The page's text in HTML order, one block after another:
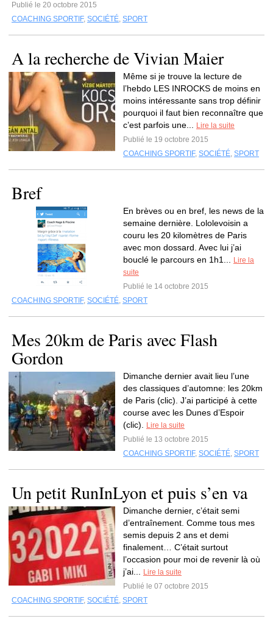
Publié le 20 octobre 2015
COACHING SPORTIF, SOCIÉTÉ, SPORT
A la recherche de Vivian Maier
Même si je trouve la lecture de
l’hebdo LES INROCKS de moins en
moins intéressante sans trop définir
pourquoi il faut bien reconnaître que
c’est parfois une...
Lire la suite
Publié le 19 octobre 2015
COACHING SPORTIF, SOCIÉTÉ, SPORT
Bref
En brèves ou en bref, les news de la
semaine dernière. Lololevoisin a
couru les 20 kilomètres de Paris
avec mon dossard. Avec lui j’ai
bouclé le parcours en 1h1...
Lire la
suite
Publié le 14 octobre 2015
COACHING SPORTIF, SOCIÉTÉ, SPORT
Mes 20km de Paris avec Flash
Gordon
Dimanche dernier avait lieu l’une
des classiques d’automne: les 20km
de Paris (clic). J’ai participé à cette
course avec les Dunes d’Espoir
(clic).
Lire la suite
Publié le 13 octobre 2015
COACHING SPORTIF, SOCIÉTÉ, SPORT
Un petit RunInLyon et puis s’en va
Dimanche dernier, c’était semi
d’entraînement. Comme tous mes
semis depuis 2 ans et demi
finalement… C’était surtout
l’occasion pour moi de revenir là où
j’ai...
Lire la suite
Publié le 07 octobre 2015
COACHING SPORTIF, SOCIÉTÉ, SPORT